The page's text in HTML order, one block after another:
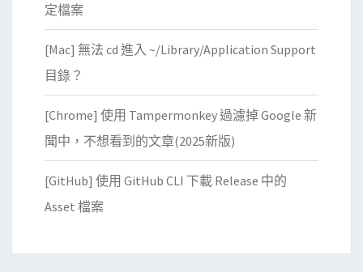
，
導
回
應
變
慢
定檔案
[Mac] 無法 cd 進入 ~/Library/Application Support
目錄？
[Chrome] 使用 Tampermonkey 過濾掉 Google 新
聞中，不想看到的文章(2025新版)
[GitHub] 使用 GitHub CLI 下載 Release 中的
Asset 檔案